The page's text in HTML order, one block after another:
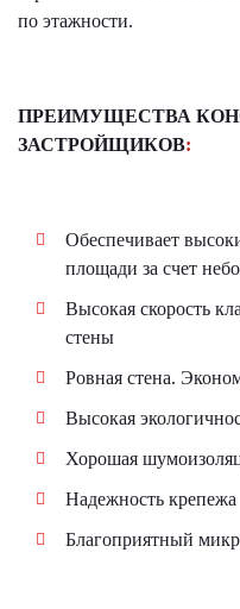
по этажности.
ПРЕИМУЩЕСТВА
ЗАСТРОЙЩИКОВ:
Обеспечивает
площади за счет
Высокая скорость
стены
Ровная стена.
Высокая
Хорошая
Надежность крепежа
Благоприятный